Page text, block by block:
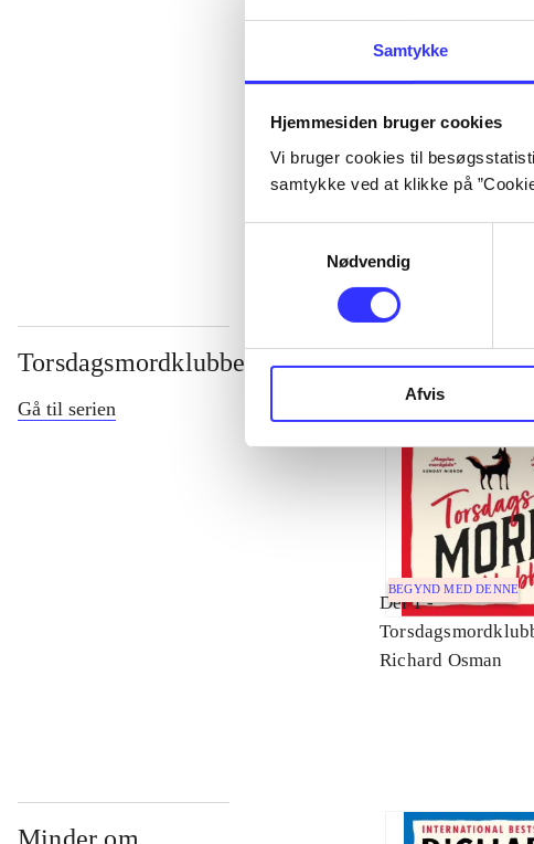
Samtykke
Hjemmesiden bruger cookies
Vi bruger cookies til
samtykke ved at klikke på
Nødvendig
Afvis
...
...
...
Torsdagsmordklubben
Gå til serien
BEGYND MED DENNE
Del 1 -
Richard Osman